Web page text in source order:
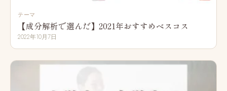
テーマ
【成分解析で選んだ】2021年おすすめベスコス
2022年10月7日